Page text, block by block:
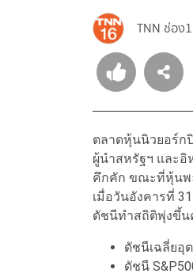
TNN ช่อง
ตลาดหุ้นนิวยอร์ก
ผู้นำสหรัฐฯ และ
คึกคัก ขณะที่หุ้นพ
เมื่อวันอังคารที่
ดัชนีทำสถิติพุ่งขึ้น
ดัชนีเฉลี่ยอุ
ดัชนี